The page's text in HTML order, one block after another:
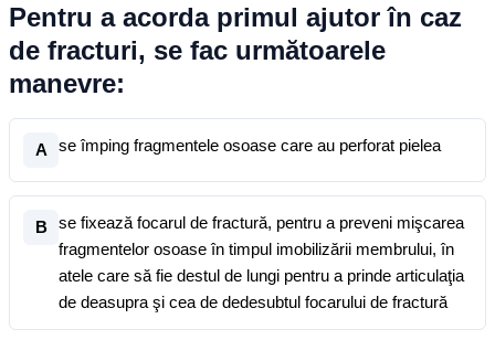
Pentru a acorda primul ajutor în caz
de fracturi, se fac următoarele
manevre:
A se împing fragmentele osoase care au perforat pielea
B
se fixează focarul de fractură, pentru a preveni mişcarea
fragmentelor osoase în timpul imobilizării membrului, în
atele care să fie destul de lungi pentru a prinde articulaţia
de deasupra şi cea de dedesubtul focarului de fractură